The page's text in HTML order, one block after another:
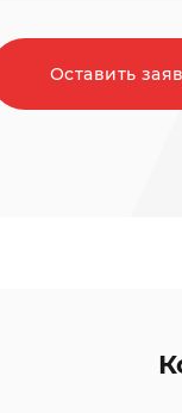
Оставить